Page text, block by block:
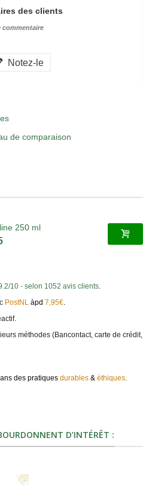
des clients
commentaire
Notez-le
de comparaison
250 ml
/10 - selon 1052 avis clients.
PostNL àpd 7,95€.
méthodes (Bancontact, carte de crédit,
des pratiques durables & éthiques.
D’INTÉRÊT :